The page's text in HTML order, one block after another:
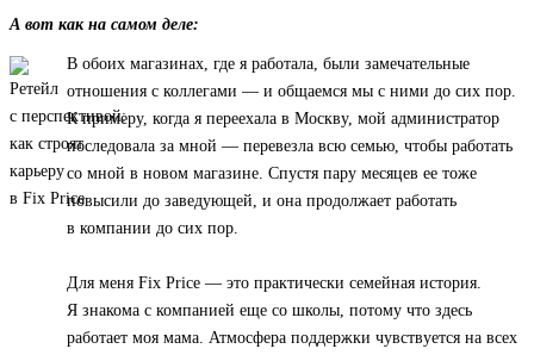
А вот как на самом деле:
В обоих магазинах, где я работала, были замечательные
отношения с коллегами — и общаемся мы с ними до сих пор.
К примеру, когда я переехала в Москву, мой администратор
последовала за мной — перевезла всю семью, чтобы работать
со мной в новом магазине. Спустя пару месяцев ее тоже
повысили до заведующей, и она продолжает работать
в компании до сих пор.
Для меня Fix Price — это практически семейная история.
Я знакома с компанией еще со школы, потому что здесь
работает моя мама. Атмосфера поддержки чувствуется на всех